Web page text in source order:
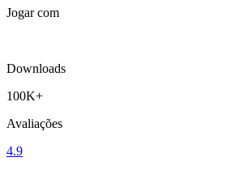
Jogar com
Downloads
100K+
Avaliações
4.9